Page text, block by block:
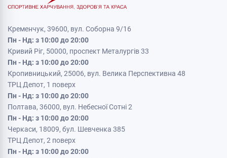
Кременчук, 39600, вул. Соборна 9/16
Пн - Нд: з 10:00 до 20:00
Кривий Ріг, 50000, проспект Металургів 33
Пн - Нд: з 10:00 до 20:00
Кропивницький, 25006, вул. Велика Перспективна 48
ТРЦ Депот, 1 поверх
Пн - Нд: з 10:00 до 20:00
Полтава, 36000, вул. Небесної Сотні 2
Пн - Нд: з 10:00 до 20:00
Черкаси, 18009, бул. Шевченка 385
ТРЦ Депот, 2 поверх
Пн - Нд: з 10:00 до 20:00